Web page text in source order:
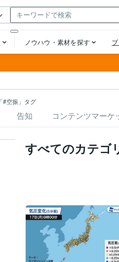
「#空振」タグ
告知 コンテンツマーケ
すべてのカテゴ